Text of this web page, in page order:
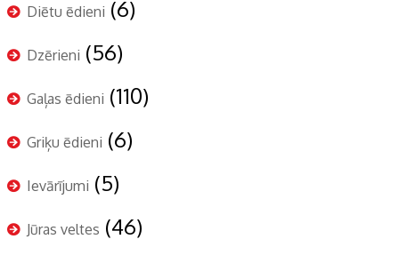
Diētu ēdieni (6)
Dzērieni (56)
Gaļas ēdieni (110)
Griķu ēdieni (6)
Ievārījumi (5)
Jūras veltes (46)